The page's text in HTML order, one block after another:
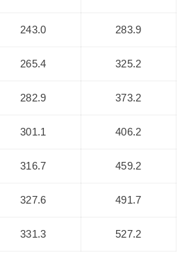
243.0 283.9
265.4 325.2
282.9 373.2
301.1 406.2
316.7 459.2
327.6 491.7
331.3 527.2